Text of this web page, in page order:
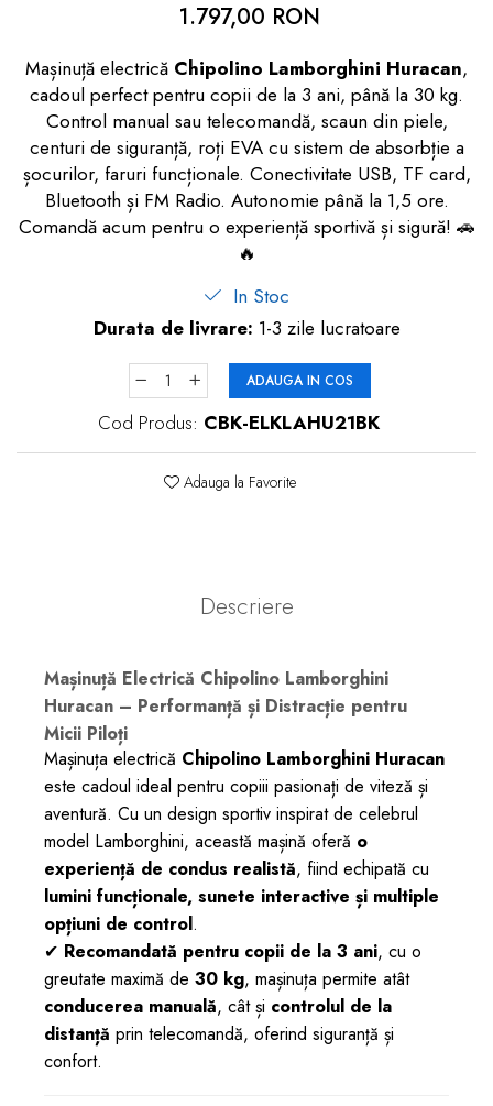
Produse îngrijire copii
Igiena copii
1.797,00 RON
Mașinuță electrică Chipolino Lamborghini Huracan,
cadoul perfect pentru copii de la 3 ani, până la 30 kg.
Control manual sau telecomandă, scaun din piele,
centuri de siguranță, roți EVA cu sistem de absorbție a
șocurilor, faruri funcționale. Conectivitate USB, TF card,
Bluetooth și FM Radio. Autonomie până la 1,5 ore.
Comandă acum pentru o experiență sportivă și sigură! 🚗
🔥
In Stoc
Durata de livrare: 1-3 zile lucratoare
ADAUGA IN COS
Cod Produs: CBK-ELKLAHU21BK
Adauga la Favorite
Descriere
Mașinuță Electrică Chipolino Lamborghini
Huracan – Performanță și Distracție pentru
Micii Piloți
Mașinuța electrică Chipolino Lamborghini Huracan
este cadoul ideal pentru copiii pasionați de viteză și
aventură. Cu un design sportiv inspirat de celebrul
model Lamborghini, această mașină oferă o
experiență de condus realistă, fiind echipată cu
lumini funcționale, sunete interactive și multiple
opțiuni de control.
✔ Recomandată pentru copii de la 3 ani, cu o
greutate maximă de 30 kg, mașinuța permite atât
conducerea manuală, cât și controlul de la
distanță prin telecomandă, oferind siguranță și
confort.